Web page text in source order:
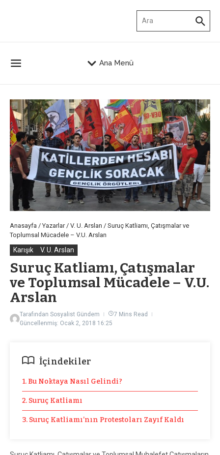
Ana Menü
Anasayfa /Yazarlar/ V. U. Arslan / Suruç Katliamı, Çatışmalar ve
Toplumsal Mücadele – V.U. Arslan
Karışık V. U. Arslan
Suruç Katliamı, Çatışmalar
ve Toplumsal Mücadele – V.U.
Arslan
Tarafından Sosyalist Gündem
7 Mins Read
Güncellenmiş: Ocak 2, 2018 16:25
İçindekiler
1. Bu Noktaya Nasıl Gelindi?
2. Suruç Katliamı
3. Suruç Katliamı’nın Protestoları Zayıf Kaldı